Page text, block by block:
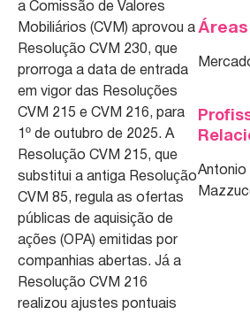
a Comissão de Valores
Mobiliários (CVM) aprovou a
Resolução CVM 230, que
prorroga a data de entrada
em vigor das Resoluções
CVM 215 e CVM 216, para
1º de outubro de 2025. A
Resolução CVM 215, que
substitui a antiga Resolução
CVM 85, regula as ofertas
públicas de aquisição de
ações (OPA) emitidas por
companhias abertas. Já a
Resolução CVM 216
realizou ajustes pontuais
Antonio